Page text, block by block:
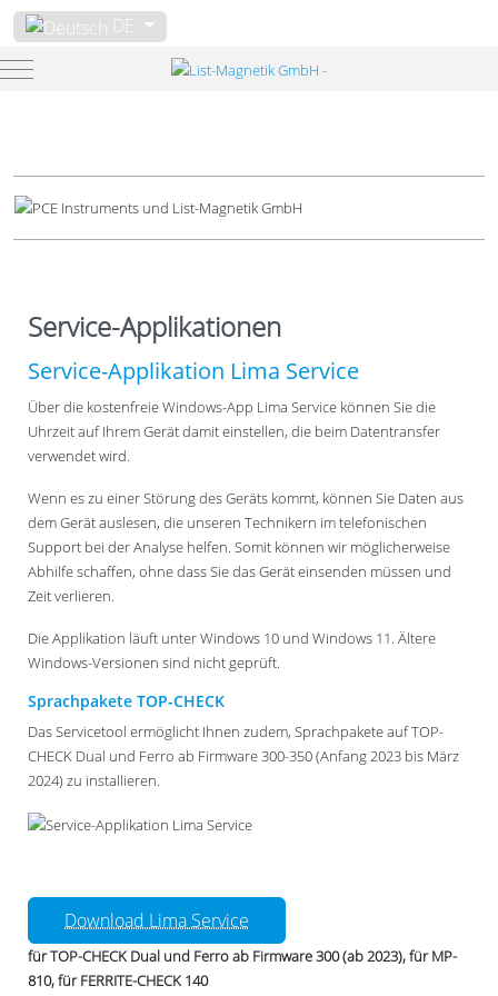
Sprache auswählen
DE
Mobile Menu Toggle
Service-Applikationen
Service-Applikation Lima Service
Über die kostenfreie Windows-App Lima Service können Sie die
Uhrzeit auf Ihrem Gerät damit einstellen, die beim Datentransfer
verwendet wird.
Wenn es zu einer Störung des Geräts kommt, können Sie Daten aus
dem Gerät auslesen, die unseren Technikern im telefonischen
Support bei der Analyse helfen. Somit können wir möglicherweise
Abhilfe schaffen, ohne dass Sie das Gerät einsenden müssen und
Zeit verlieren.
Die Applikation läuft unter Windows 10 und Windows 11. Ältere
Windows-Versionen sind nicht geprüft.
Sprachpakete TOP-CHECK
Das Servicetool ermöglicht Ihnen zudem, Sprachpakete auf TOP-
CHECK Dual und Ferro ab Firmware 300-350 (Anfang 2023 bis März
2024) zu installieren.
Download Lima Service
für TOP-CHECK Dual und Ferro ab Firmware 300 (ab 2023), für MP-
810, für FERRITE-CHECK 140